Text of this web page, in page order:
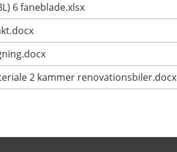
6 faneblade.xlsx
2 kammer renovationsbiler.docx